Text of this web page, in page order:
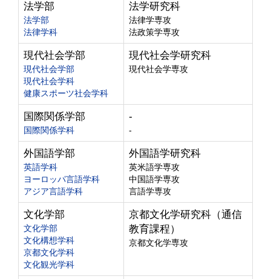
法学部
法学部
法律学科
法学研究科
法律学専攻
法政策学専攻
現代社会学部
現代社会学部
現代社会学科
健康スポーツ社会学科
現代社会学研究科
現代社会学専攻
国際関係学部
国際関係学科
-
-
外国語学部
英語学科
ヨーロッパ言語学科
アジア言語学科
外国語学研究科
英米語学専攻
中国語学専攻
言語学専攻
文化学部
文化学部
文化構想学科
京都文化学科
文化観光学科
京都文化学研究科（通信
教育課程）
京都文化学専攻